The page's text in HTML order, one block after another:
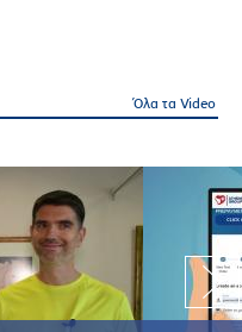
Όλα τα Video